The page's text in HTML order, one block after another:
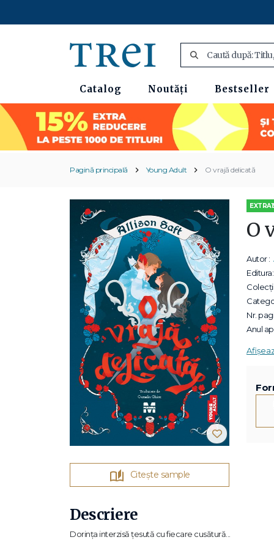
Catalog Noutăți Bestseller
Pagină principală Young Adult O vrajă delicată
Citește sample
O
Autor :
Editura:
Nr.
Anul
Descriere
Dorința interzisă țesută cu fiecare cusătură...